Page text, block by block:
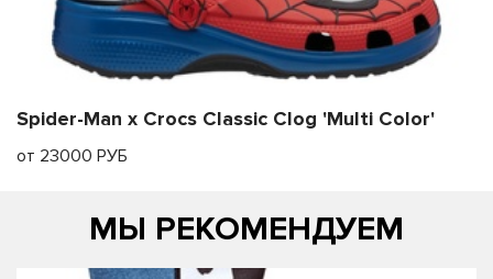
Spider-Man x Crocs Classic Clog 'Multi Color'
от 23000 РУБ
МЫ РЕКОМЕНДУЕМ